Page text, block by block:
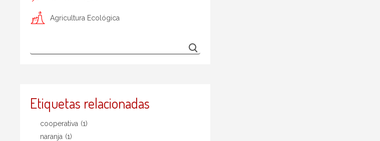
Agricultura Ecológica
Etiquetas relacionadas
cooperativa (1)
naranja (1)